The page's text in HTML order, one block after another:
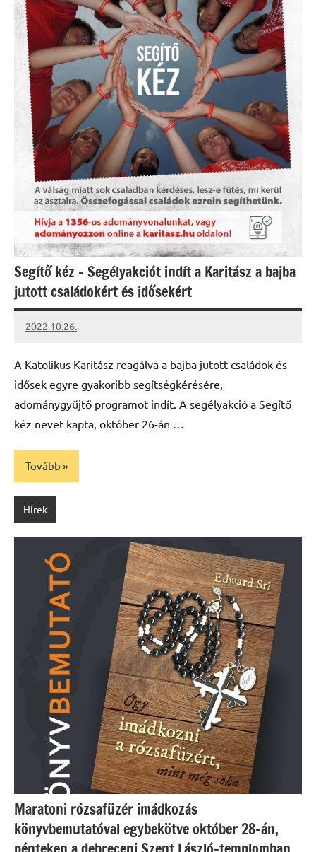
Segítő kéz – Segélyakciót indít a Karitász a bajba
jutott családokért és idősekért
2022.10.26.
kovacs.agi
A Katolikus Karitász reagálva a bajba jutott családok és
idősek egyre gyakoribb segítségkérésére,
adománygyűjtő programot indít. A segélyakció a Segítő
kéz nevet kapta, október 26-án …
Tovább
Hírek
Maratoni rózsafüzér imádkozás
könyvbemutatóval egybekötve október 28-án,